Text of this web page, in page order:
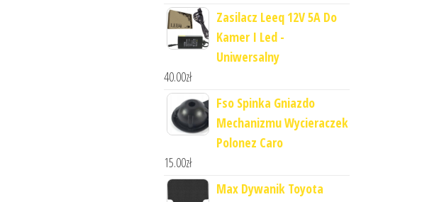
Zasilacz Leeq 12V 5A Do
Kamer I Led -
Uniwersalny
40.00zł
Fso Spinka Gniazdo
Mechanizmu Wycieraczek
Polonez Caro
15.00zł
Max Dywanik Toyota